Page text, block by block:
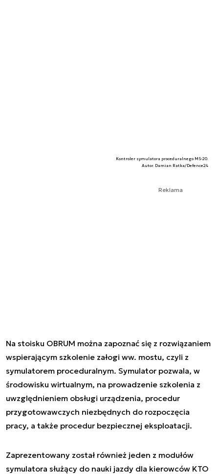
Kontroler symulatora proceduralnego MS-20.
Autor. Damian Ratka/Defence24
Reklama
Na stoisku OBRUM można zapoznać się z rozwiązaniem
wspierającym szkolenie załogi ww. mostu, czyli z
symulatorem proceduralnym. Symulator pozwala, w
środowisku wirtualnym, na prowadzenie szkolenia z
uwzględnieniem obsługi urządzenia, procedur
przygotowawczych niezbędnych do rozpoczęcia
pracy, a także procedur bezpiecznej eksploatacji.
Zaprezentowany został również jeden z modułów
symulatora służący do nauki jazdy dla kierowców KTO